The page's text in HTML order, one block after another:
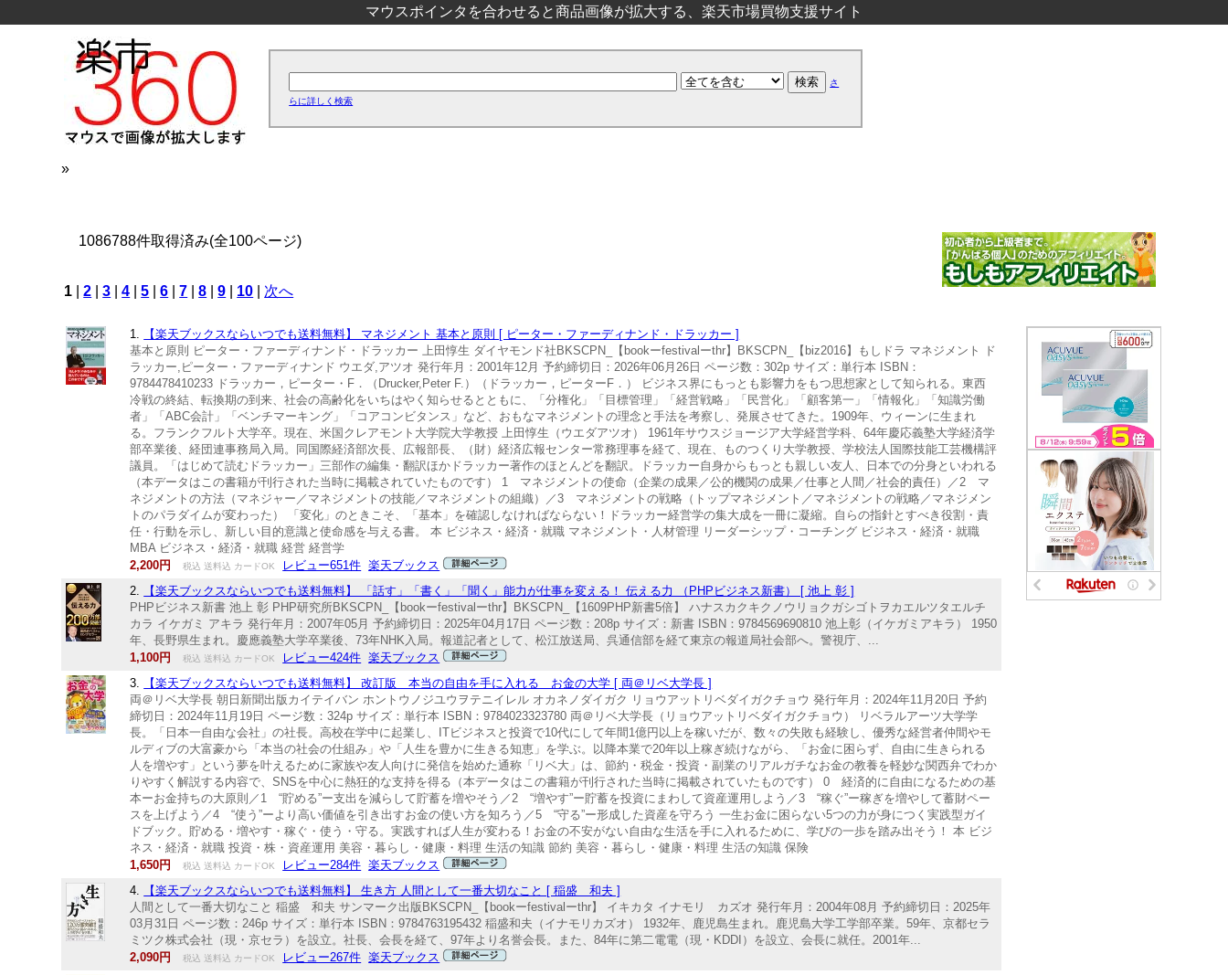
マウスポインタを合わせると商品画像が拡大する、楽天市場買物支援サイト
さ
らに詳しく検索
»
1086788件取得済み(全100ページ)
1 |2 |3 |4 |5 |6 |7 |8 |9 10 次へ
1.
【楽天ブックスならいつでも送料無料】 マネジメント 基本と原則 [ ピーター・ファーディナンド・ドラッカー ]
基本と原則 ピーター・ファーディナンド・ドラッカー 上田惇生 ダイヤモンド社BKSCPN_【bookーfestivalーthr】BKSCPN_【biz2016】もしドラ マネジメント ド
ラッカー,ピーター・ファーディナンド ウエダ,アツオ 発行年月：2001年12月 予約締切日：2026年06月26日 ページ数：302p サイズ：単行本 ISBN：
9784478410233 ドラッカー，ピーター・F．（Drucker,Peter F.）（ドラッカー，ピーターF．） ビジネス界にもっとも影響力をもつ思想家として知られる。東西
冷戦の終結、転換期の到来、社会の高齢化をいちはやく知らせるとともに、「分権化」「目標管理」「経営戦略」「民営化」「顧客第一」「情報化」「知識労働
者」「ABC会計」「ベンチマーキング」「コアコンビタンス」など、おもなマネジメントの理念と手法を考察し、発展させてきた。1909年、ウィーンに生まれ
る。フランクフルト大学卒。現在、米国クレアモント大学院大学教授 上田惇生（ウエダアツオ） 1961年サウスジョージア大学経営学科、64年慶応義塾大学経済学
部卒業後、経団連事務局入局。同国際経済部次長、広報部長、（財）経済広報センター常務理事を経て、現在、ものつくり大学教授、学校法人国際技能工芸機構評
議員。「はじめて読むドラッカー」三部作の編集・翻訳ほかドラッカー著作のほとんどを翻訳。ドラッカー自身からもっとも親しい友人、日本での分身といわれる
（本データはこの書籍が刊行された当時に掲載されていたものです） 1 マネジメントの使命（企業の成果／公的機関の成果／仕事と人間／社会的責任）／2 マ
ネジメントの方法（マネジャー／マネジメントの技能／マネジメントの組織）／3 マネジメントの戦略（トップマネジメント／マネジメントの戦略／マネジメン
トのパラダイムが変わった） 「変化」のときこそ、「基本」を確認しなければならない！ドラッカー経営学の集大成を一冊に凝縮。自らの指針とすべき役割・責
任・行動を示し、新しい目的意識と使命感を与える書。 本 ビジネス・経済・就職 マネジメント・人材管理 リーダーシップ・コーチング ビジネス・経済・就職
MBA ビジネス・経済・就職 経営 経営学
2,200円
税込 送料込 カードOK レビュー651件 楽天ブックス
2.
【楽天ブックスならいつでも送料無料】 「話す」「書く」「聞く」能力が仕事を変える！ 伝える力 （PHPビジネス新書） [ 池上 彰 ]
PHPビジネス新書 池上 彰 PHP研究所BKSCPN_【bookーfestivalーthr】BKSCPN_【1609PHP新書5倍】 ハナスカクキクノウリョクガシゴトヲカエルツタエルチ
カラ イケガミ アキラ 発行年月：2007年05月 予約締切日：2025年04月17日 ページ数：208p サイズ：新書 ISBN：9784569690810 池上彰（イケガミアキラ） 1950
年、長野県生まれ。慶應義塾大学卒業後、73年NHK入局。報道記者として、松江放送局、呉通信部を経て東京の報道局社会部へ。警視庁、...
1,100円
税込 送料込 カードOK レビュー424件 楽天ブックス
3.
【楽天ブックスならいつでも送料無料】 改訂版 本当の自由を手に入れる お金の大学 [ 両＠リベ大学長 ]
両＠リベ大学長 朝日新聞出版カイテイバン ホントウノジユウヲテニイレル オカネノダイガク リョウアットリベダイガクチョウ 発行年月：2024年11月20日 予約
締切日：2024年11月19日 ページ数：324p サイズ：単行本 ISBN：9784023323780 両＠リベ大学長（リョウアットリベダイガクチョウ） リベラルアーツ大学学
長。「日本一自由な会社」の社長。高校在学中に起業し、ITビジネスと投資で10代にして年間1億円以上を稼いだが、数々の失敗も経験し、優秀な経営者仲間やモ
ルディブの大富豪から「本当の社会の仕組み」や「人生を豊かに生きる知恵」を学ぶ。以降本業で20年以上稼ぎ続けながら、「お金に困らず、自由に生きられる
人を増やす」という夢を叶えるために家族や友人向けに発信を始めた通称「リベ大」は、節約・税金・投資・副業のリアルガチなお金の教養を軽妙な関西弁でわか
りやすく解説する内容で、SNSを中心に熱狂的な支持を得る（本データはこの書籍が刊行された当時に掲載されていたものです） 0 経済的に自由になるための基
本ーお金持ちの大原則／1 “貯める”ー支出を減らして貯蓄を増やそう／2 “増やす”ー貯蓄を投資にまわして資産運用しよう／3 “稼ぐ”ー稼ぎを増やして蓄財ペー
スを上げよう／4 “使う”ーより高い価値を引き出すお金の使い方を知ろう／5 “守る”ー形成した資産を守ろう 一生お金に困らない5つの力が身につく実践型ガイ
ドブック。貯める・増やす・稼ぐ・使う・守る。実践すれば人生が変わる！お金の不安がない自由な生活を手に入れるために、学びの一歩を踏み出そう！ 本 ビジ
ネス・経済・就職 投資・株・資産運用 美容・暮らし・健康・料理 生活の知識 節約 美容・暮らし・健康・料理 生活の知識 保険
1,650円
税込 送料込 カードOK レビュー284件 楽天ブックス
4.
【楽天ブックスならいつでも送料無料】 生き方 人間として一番大切なこと [ 稲盛 和夫 ]
人間として一番大切なこと 稲盛 和夫 サンマーク出版BKSCPN_【bookーfestivalーthr】 イキカタ イナモリ カズオ 発行年月：2004年08月 予約締切日：2025年
03月31日 ページ数：246p サイズ：単行本 ISBN：9784763195432 稲盛和夫（イナモリカズオ） 1932年、鹿児島生まれ。鹿児島大学工学部卒業。59年、京都セラ
ミツク株式会社（現・京セラ）を設立。社長、会長を経て、97年より名誉会長。また、84年に第二電電（現・KDDI）を設立、会長に就任。2001年...
2,090円
税込 送料込 カードOK レビュー267件 楽天ブックス